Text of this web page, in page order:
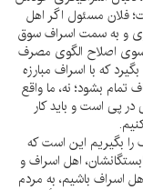
فلان مسئول اگر اهل
و به سمت اسراف سوق
سوى اصلاح الگوى مصرف
كه با اسراف مبارزه
تمام بشود؛ نه، ما واقع
در پى است و بايد كار
را بگيريم اين است كه
اهل اسراف و
اسراف باشيم، به مردم